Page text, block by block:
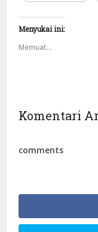
Menyukai ini:
Memuat...
Komentari
comments